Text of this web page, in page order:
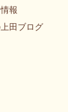
報
田ブログ